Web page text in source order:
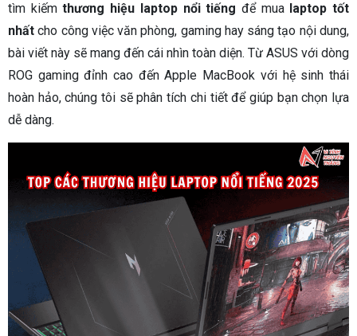
tìm kiếmthương hiệu laptop nổi tiếng để mua laptop tốt
nhất cho công việc văn phòng, gaming hay sáng tạo nội dung,
bài viết này sẽ mang đến cái nhìn toàn diện. Từ ASUS với dòng
ROG gaming đỉnh cao đến Apple MacBook với hệ sinh thái
hoàn hảo, chúng tôi sẽ phân tích chi tiết để giúp bạn chọn lựa
dễ dàng.